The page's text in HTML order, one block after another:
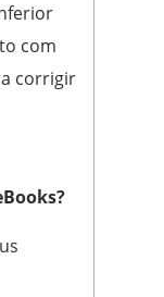
com
corrigir